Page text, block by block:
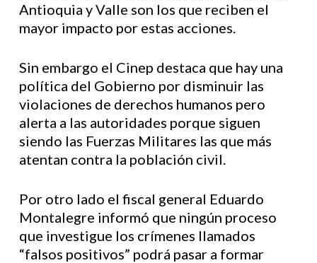
Antioquia y Valle son los que reciben el
mayor impacto por estas acciones.
Sin embargo el Cinep destaca que hay una
política del Gobierno por disminuir las
violaciones de derechos humanos pero
alerta a las autoridades porque siguen
siendo las Fuerzas Militares las que más
atentan contra la población civil.
Por otro lado el fiscal general Eduardo
Montalegre informó que ningún proceso
que investigue los crímenes llamados
“falsos positivos” podrá pasar a formar